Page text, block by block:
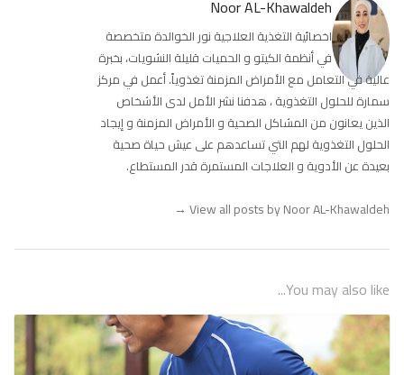
Noor AL-Khawaldeh
اخصائية التغذية العلاجية نور الخوالدة متخصصة
في أنظمة الكيتو و الحميات قليلة النشويات، بخبرة
عالية في التعامل مع الأمراض المزمنة تغذوياً. أعمل في مركز
سمارة للحلول التغذوية ، هدفنا نشر الأمل لدى الأشخاص
الذين يعانون من المشاكل الصحية و الأمراض المزمنة و إيجاد
الحلول التغذوية لهم التي تساعدهم على عيش حياة صحية
بعيدة عن الأدوية و العلاجات المستمرة قدر المستطاع.
View all posts by Noor AL-Khawaldeh
→
You may also like...